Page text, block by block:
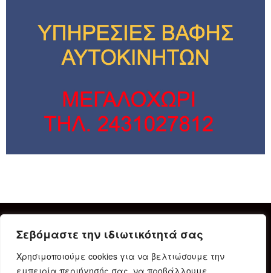
Σεβόμαστε την ιδιωτικότητά σας
Χρησιμοποιούμε cookies για να βελτιώσουμε την
εμπειρία περιήγησής σας, να προβάλλουμε